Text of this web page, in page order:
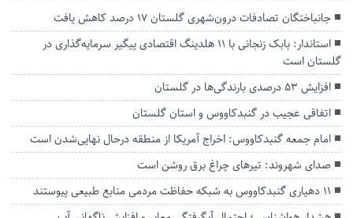
جانباختگان تصادفات درون‌شهری گلستان ۱۷ درصد کاهش یافت
استاندار: بابک زنجانی با ۱۱ هلدینگ اقتصادی پیگیر سرمایه‌گذاری در
گلستان است
افزایش ۵۳ درصدی بارندگی‌ها در گلستان
اتفاقی عجیب در‌ گنبدکاووس و استان گلستان
امام جمعه گنبدکاووس: اخراج آمریکا از منطقه درحال نهایی‌شدن است
صدای شهروند: تیرهای چراغ برق روشن است
۱۱ دهیاری گنبدکاووس به شبکه حفاظت مردمی منابع طبیعی پیوستند